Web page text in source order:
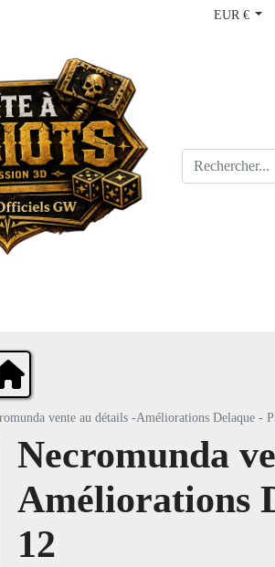
EUR €
vente au détails -Améliorations Delaque -
Necromunda
Améliorations
12